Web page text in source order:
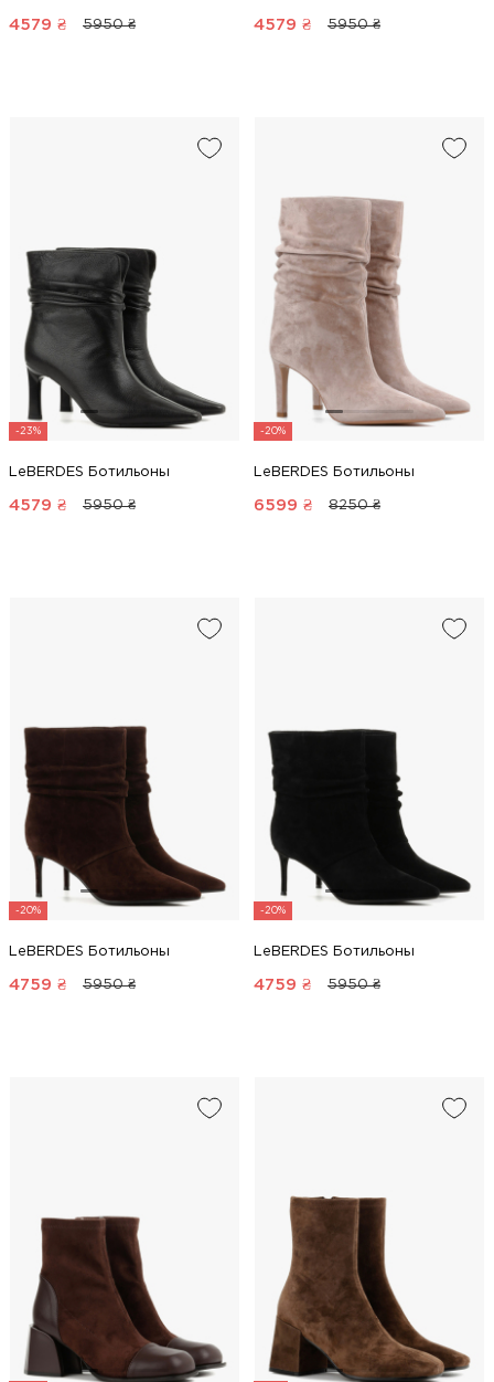
4579 ₴ 5950 ₴ 4579 ₴ 5950 ₴
-23%
LeBERDES Ботильоны
4579 ₴ 5950 ₴
-20%
LeBERDES Ботильоны
6599 ₴ 8250 ₴
-20%
LeBERDES Ботильоны
4759 ₴ 5950 ₴
-20%
LeBERDES Ботильоны
4759 ₴ 5950 ₴